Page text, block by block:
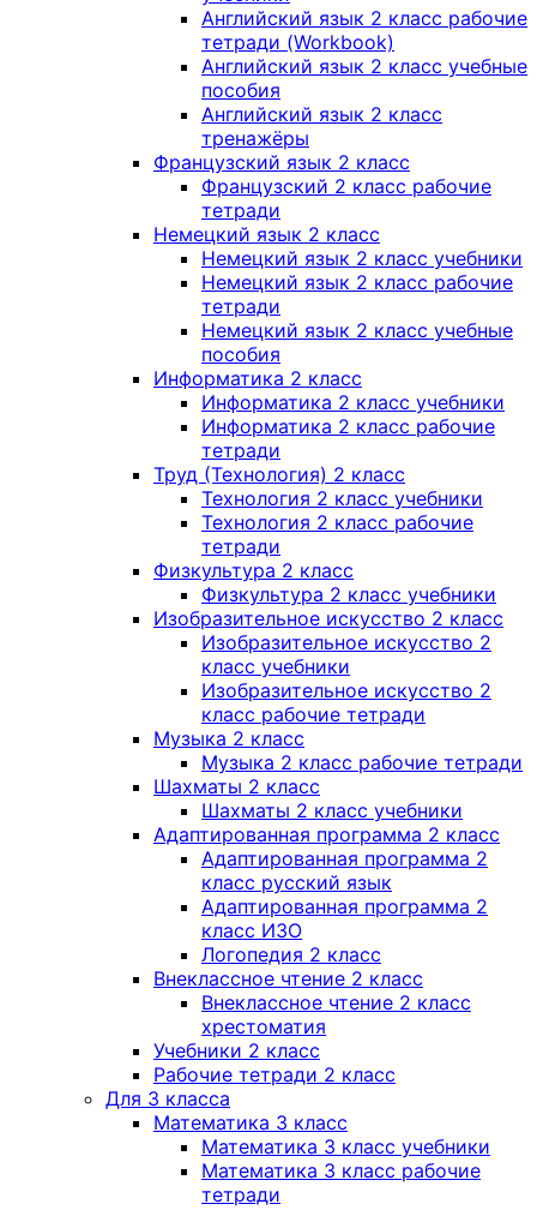
Английский язык 2 класс рабочие
тетради (Workbook)
Английский язык 2 класс учебные
пособия
Английский язык 2 класс
тренажёры
Французский язык 2 класс
Французский 2 класс рабочие
тетради
Немецкий язык 2 класс
Немецкий язык 2 класс учебники
Немецкий язык 2 класс рабочие
тетради
Немецкий язык 2 класс учебные
пособия
Информатика 2 класс
Информатика 2 класс учебники
Информатика 2 класс рабочие
тетради
Труд (Технология) 2 класс
Технология 2 класс учебники
Технология 2 класс рабочие
тетради
Физкультура 2 класс
Физкультура 2 класс учебники
Изобразительное искусство 2 класс
Изобразительное искусство 2
класс учебники
Изобразительное искусство 2
класс рабочие тетради
Музыка 2 класс
Музыка 2 класс рабочие тетради
Шахматы 2 класс
Шахматы 2 класс учебники
Адаптированная программа 2 класс
Адаптированная программа 2
класс русский язык
Адаптированная программа 2
класс ИЗО
Логопедия 2 класс
Внеклассное чтение 2 класс
Внеклассное чтение 2 класс
хрестоматия
Учебники 2 класс
Рабочие тетради 2 класс
Для 3 класса
Математика 3 класс
Математика 3 класс учебники
Математика 3 класс рабочие
тетради